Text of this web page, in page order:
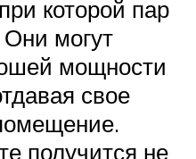
которой пар
Они могут
мощности
свое
получится не